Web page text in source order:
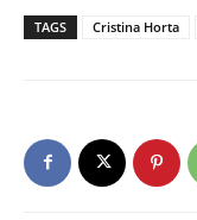
TAGS Cristina Horta